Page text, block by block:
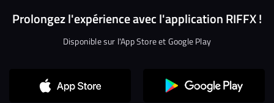
Prolongez l'expérience avec l'application RIFFX !
Disponible sur l'App Store et Google Play